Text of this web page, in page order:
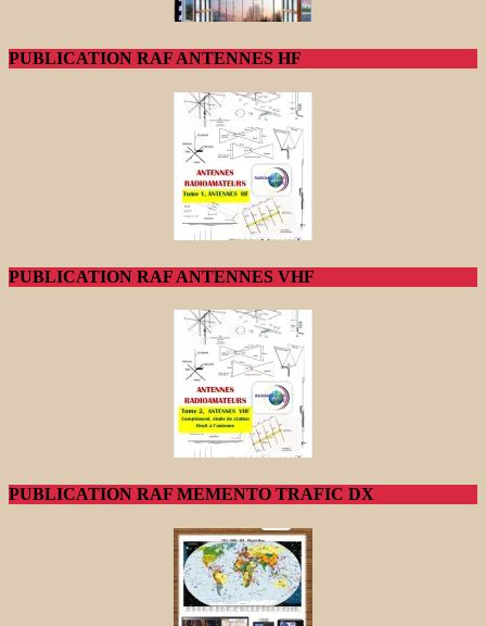
PUBLICATION RAF ANTENNES HF
PUBLICATION RAF ANTENNES VHF
PUBLICATION RAF MEMENTO TRAFIC DX